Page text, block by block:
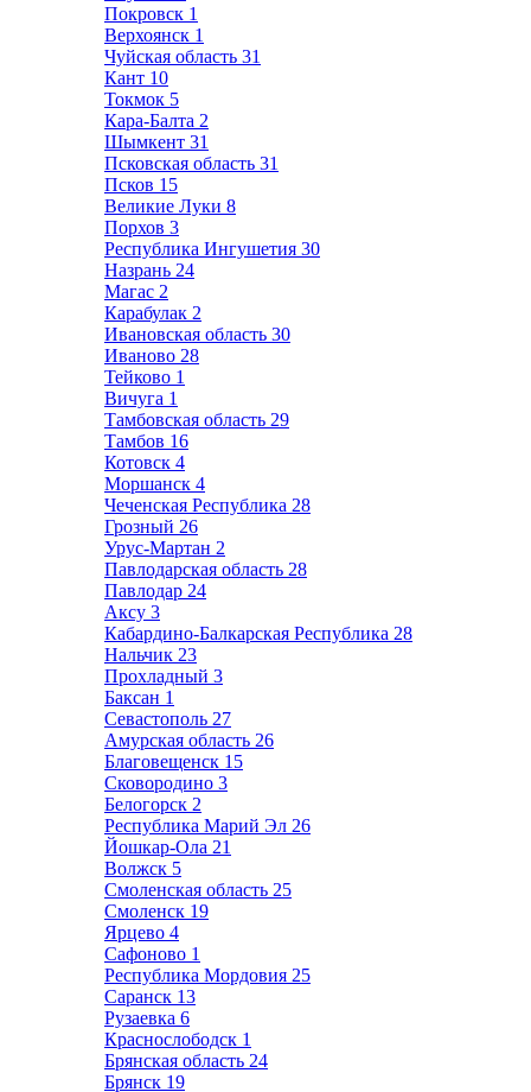
Покровск 1
Верхоянск 1
Чуйская область 31
Кант 10
Токмок 5
Кара-Балта 2
Шымкент 31
Псковская область 31
Псков 15
Великие Луки 8
Порхов 3
Республика Ингушетия 30
Назрань 24
Магас 2
Карабулак 2
Ивановская область 30
Иваново 28
Тейково 1
Вичуга 1
Тамбовская область 29
Тамбов 16
Котовск 4
Моршанск 4
Чеченская Республика 28
Грозный 26
Урус-Мартан 2
Павлодарская область 28
Павлодар 24
Аксу 3
Кабардино-Балкарская Республика 28
Нальчик 23
Прохладный 3
Баксан 1
Севастополь 27
Амурская область 26
Благовещенск 15
Сковородино 3
Белогорск 2
Республика Марий Эл 26
Йошкар-Ола 21
Волжск 5
Смоленская область 25
Смоленск 19
Ярцево 4
Сафоново 1
Республика Мордовия 25
Саранск 13
Рузаевка 6
Краснослободск 1
Брянская область 24
Брянск 19